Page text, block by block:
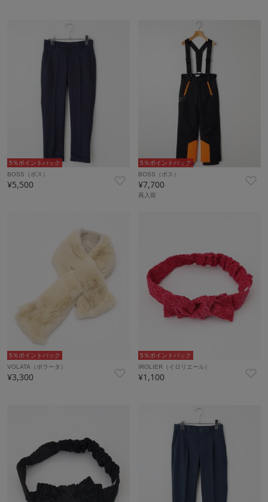
5％ポイントバック
BOSS（ボス）
¥5,500
5％ポイントバック
BOSS（ボス）
¥7,700
再入荷
5％ポイントバック
VOLATA（ボラータ）
¥3,300
5％ポイントバック
IROLIER（イロリエール）
¥1,100